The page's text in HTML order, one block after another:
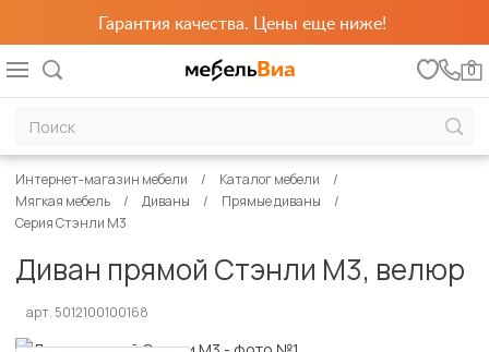
Гарантия качества. Цены еще ниже!
0
Интернет-магазин мебели
Каталог мебели
Мягкая мебель
Диваны
Прямые диваны
Серия Стэнли М3
Диван прямой Стэнли М3, велюр
арт. 5012100100168